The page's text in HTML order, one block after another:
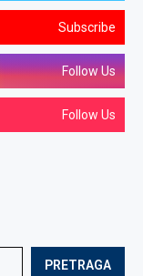
Subscribe
Follow Us
Follow Us
PRETRAGA